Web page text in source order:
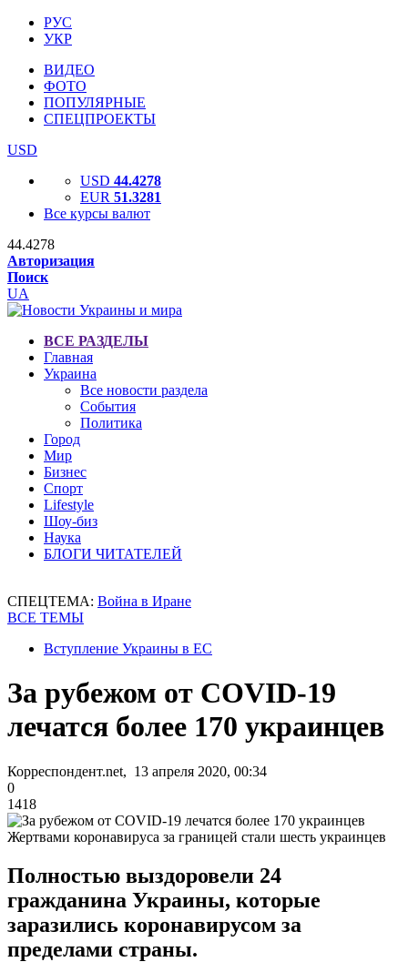
РУС
УКР
ВИДЕО
ФОТО
ПОПУЛЯРНЫЕ
СПЕЦПРОЕКТЫ
USD
USD 44.4278
EUR 51.3281
Все курсы валют
44.4278
Авторизация
Поиск
UA
ВСЕ РАЗДЕЛЫ
Главная
Украина
Все новости раздела
События
Политика
Город
Мир
Бизнес
Спорт
Lifestyle
Шоу-биз
Наука
БЛОГИ ЧИТАТЕЛЕЙ
СПЕЦТЕМА: Война в Иране
ВСЕ ТЕМЫ
Вступление Украины в ЕС
За рубежом от COVID-19
лечатся более 170 украинцев
Корреспондент.net, 13 апреля 2020, 00:34
0
1418
Жертвами коронавируса за границей стали шесть украинцев
Полностью выздоровели 24
гражданина Украины, которые
заразились коронавирусом за
пределами страны.